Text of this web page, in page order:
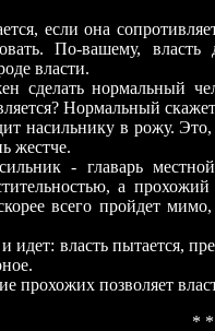
если она
По-вашему,
власти.
сделать нормальный
Нормальный
насильнику в рожу.
жестче.
- главарь
а
всего пройдет
идет: власть пытается,
прохожих позволяет
*